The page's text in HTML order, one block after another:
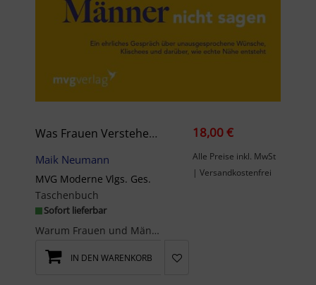
Was Frauen Verstehen Und Männer Nicht Sagen
Maik Neumann
MVG Moderne Vlgs. Ges.
Taschenbuch
Sofort lieferbar
Warum Frauen und Männer oft aneinander vorbeireden und wie echte Nähe wirklich entstehtEine Flugv...
18,00 €
Alle Preise inkl. MwSt
| Versandkostenfrei
IN DEN WARENKORB